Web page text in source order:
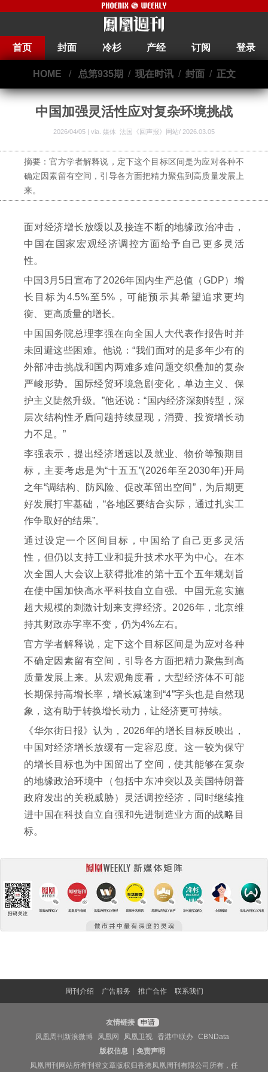
首页 封面 冷杉 产经 订阅 登录
HOME / 总第935期 / 现在时讯/ 封面/ 正文
中国加强灵活性应对复杂环境挑战
2026/04/05 | via. 媒体 法国《回声报》网站/ 2026.03.05
摘要：官方学者解释说，定下这个目标区间是为应对各种不
确定因素留有空间，引导各方面把精力聚焦到高质量发展上
来。
面对经济增长放缓以及接连不断的地缘政治冲击，
中国在国家宏观经济调控方面给予自己更多灵活
性。
中国3月5日宣布了2026年国内生产总值（GDP）增
长目标为4.5%至5%，可能预示其希望追求更均
衡、更高质量的增长。
中国国务院总理李强在向全国人大代表作报告时并
未回避这些困难。他说：“我们面对的是多年少有的
外部冲击挑战和国内两难多难问题交织叠加的复杂
严峻形势。国际经贸环境急剧变化，单边主义、保
护主义陡然升级。”他还说：“国内经济深刻转型，深
层次结构性矛盾问题持续显现，消费、投资增长动
力不足。”
李强表示，提出经济增速以及就业、物价等预期目
标，主要考虑是为“十五五”(2026年至2030年)开局
之年“调结构、防风险、促改革留出空间”，为后期更
好发展打牢基础，“各地区要结合实际，通过扎实工
作争取好的结果”。
通过设定一个区间目标，中国给了自己更多灵活
性，但仍以支持工业和提升技术水平为中心。在本
次全国人大会议上获得批准的第十五个五年规划旨
在使中国加快高水平科技自立自强。中国无意实施
超大规模的刺激计划来支撑经济。2026年，北京维
持其财政赤字率不变，仍为4%左右。
官方学者解释说，定下这个目标区间是为应对各种
不确定因素留有空间，引导各方面把精力聚焦到高
质量发展上来。从宏观角度看，大型经济体不可能
长期保持高增长率，增长减速到“4”字头也是自然现
象，这有助于转换增长动力，让经济更可持续。
《华尔街日报》认为，2026年的增长目标反映出，
中国对经济增长放缓有一定容忍度。这一较为保守
的增长目标也为中国留出了空间，使其能够在复杂
的地缘政治环境中（包括中东冲突以及美国特朗普
政府发出的关税威胁）灵活调控经济，同时继续推
进中国在科技自立自强和先进制造业方面的战略目
标。
周刊介绍 广告服务 推广合作 联系我们
友情链接
申请
凤凰周刊新浪微博
凤凰网 凤凰卫视 香港中联办
CBNData
版权信息
|免责声明
凤凰周刊网站所有刊登文章版权归香港凤凰周刊有限公司所有，任